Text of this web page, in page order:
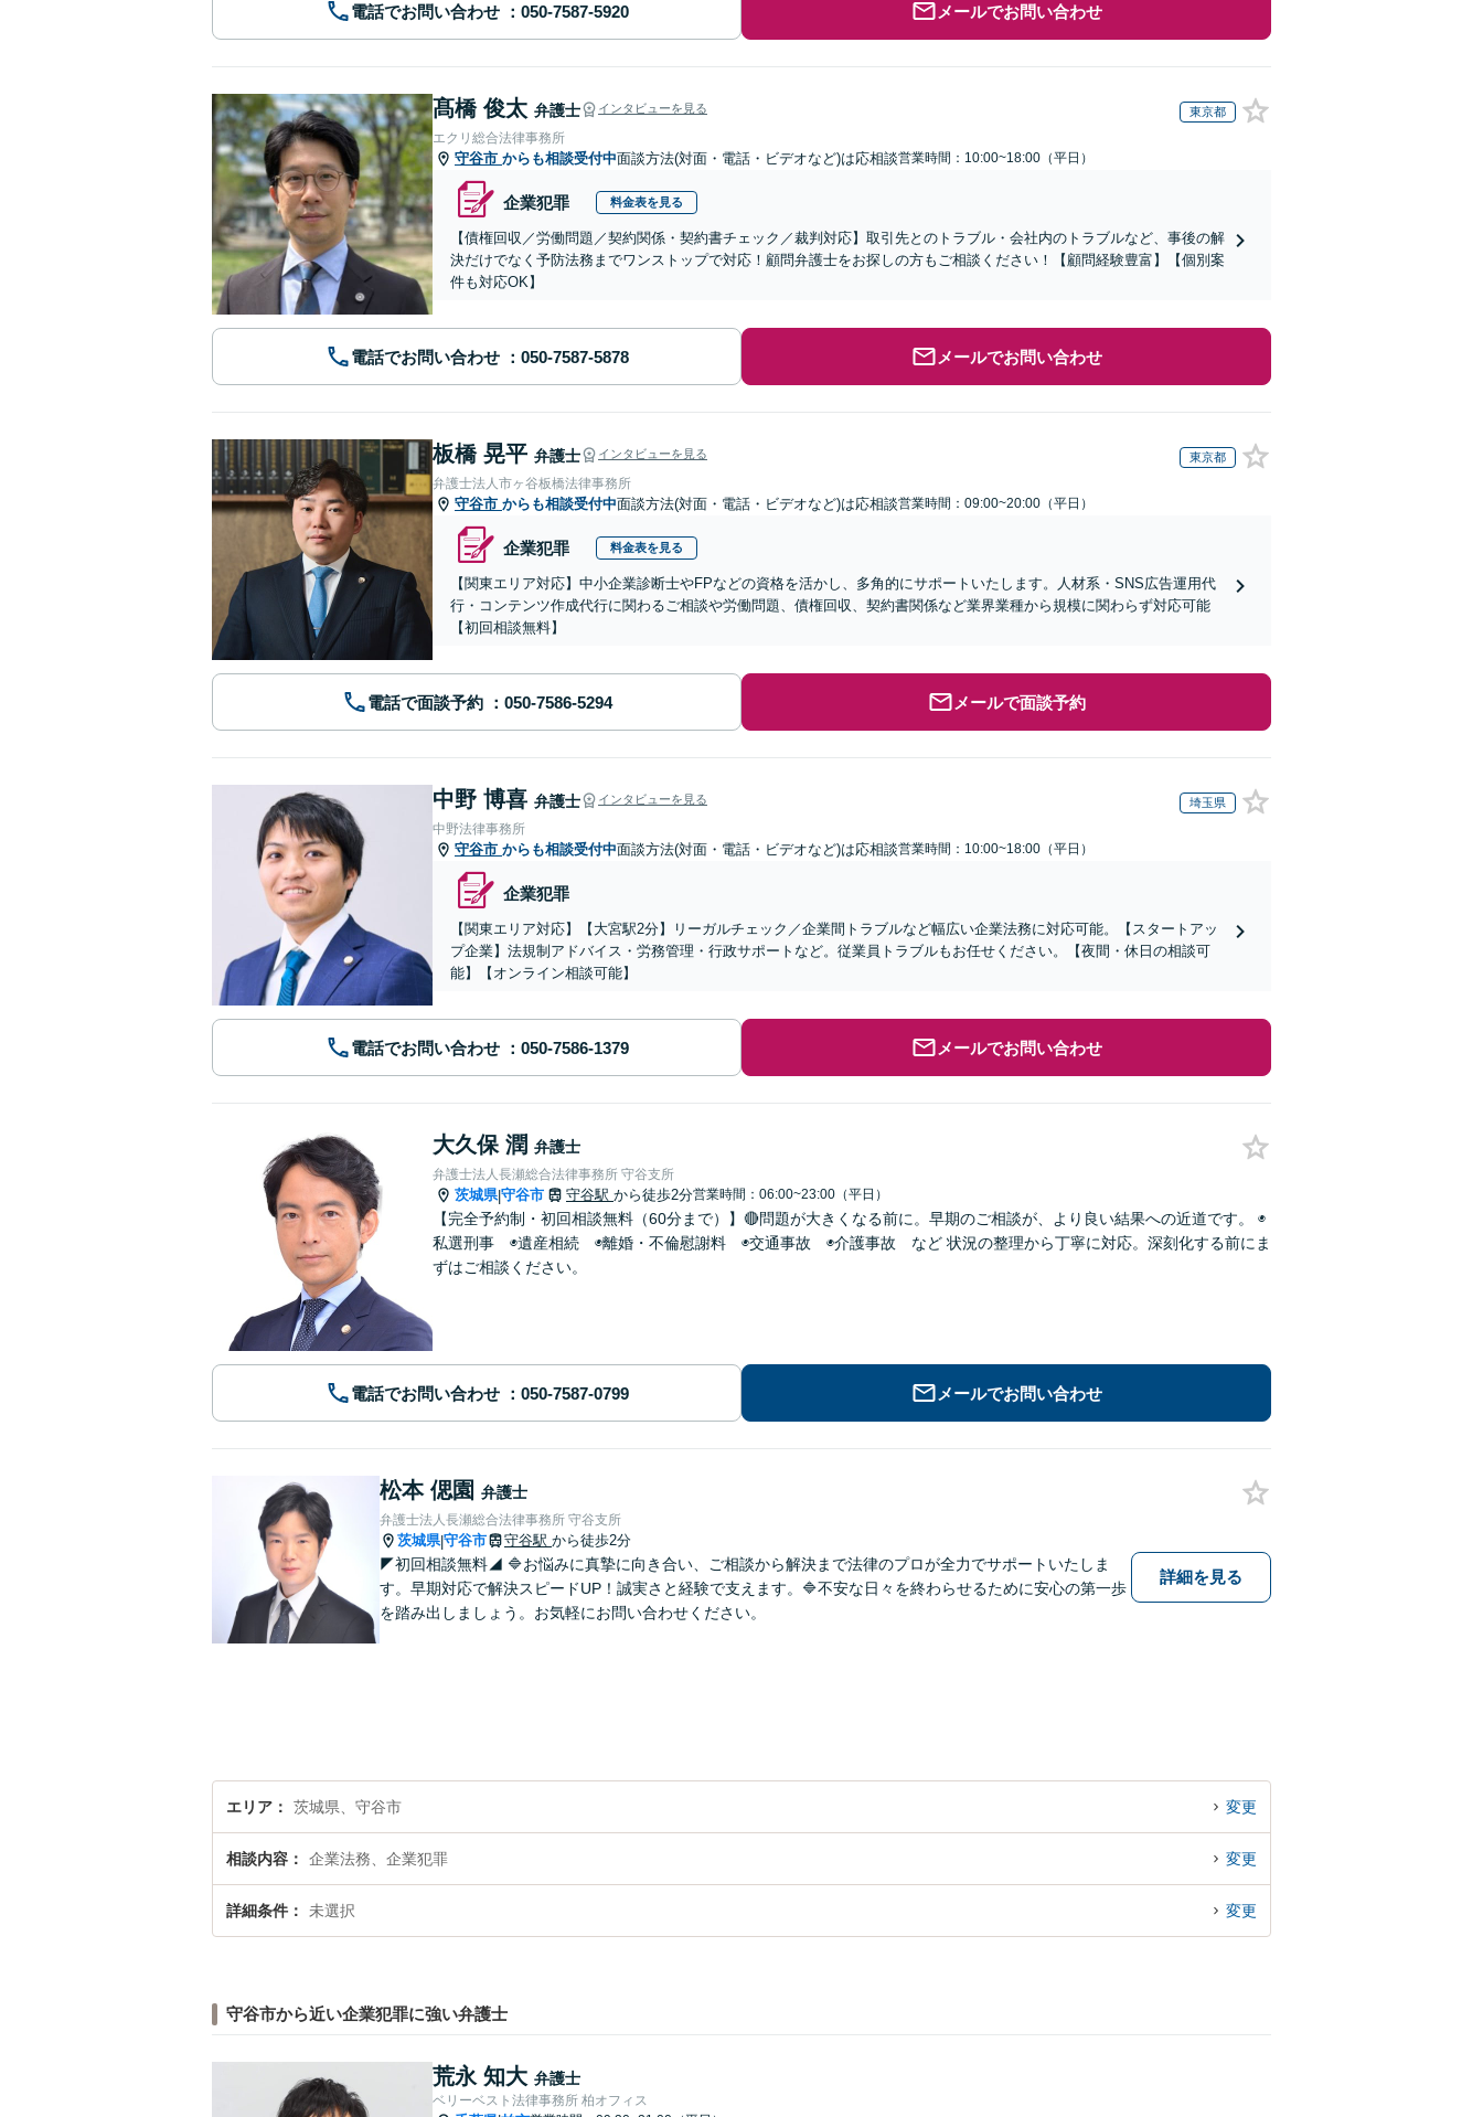
電話でお問い合わせ メールでお問い合わせ
髙橋 俊太 弁護士 インタビューを見る 東京都
エクリ総合法律事務所
守谷市 からも相談受付中面談方法(対面・電話・ビデオなど)は応相談営業時間：10:00~18:00（平日）
企業犯罪 料金表を見る
【債権回収／労働問題／契約関係・契約書チェック／裁判対応】取引先とのトラブル・会社内のトラブルなど、事後の解
決だけでなく予防法務までワンストップで対応！顧問弁護士をお探しの方もご相談ください！【顧問経験豊富】【個別案
件も対応OK】
電話でお問い合わせ メールでお問い合わせ
板橋 晃平 弁護士 インタビューを見る 東京都
弁護士法人市ヶ谷板橋法律事務所
守谷市 からも相談受付中面談方法(対面・電話・ビデオなど)は応相談営業時間：09:00~20:00（平日）
企業犯罪 料金表を見る
【関東エリア対応】中小企業診断士やFPなどの資格を活かし、多角的にサポートいたします。人材系・SNS広告運用代
行・コンテンツ作成代行に関わるご相談や労働問題、債権回収、契約書関係など業界業種から規模に関わらず対応可能
【初回相談無料】
電話で面談予約 メールで面談予約
中野 博喜 弁護士 インタビューを見る 埼玉県
中野法律事務所
守谷市 からも相談受付中面談方法(対面・電話・ビデオなど)は応相談営業時間：10:00~18:00（平日）
企業犯罪
【関東エリア対応】【大宮駅2分】リーガルチェック／企業間トラブルなど幅広い企業法務に対応可能。【スタートアッ
プ企業】法規制アドバイス・労務管理・行政サポートなど。従業員トラブルもお任せください。【夜間・休日の相談可
能】【オンライン相談可能】
電話でお問い合わせ メールでお問い合わせ
大久保 潤 弁護士
弁護士法人長瀬総合法律事務所 守谷支所
茨城県|守谷市 守谷駅 から徒歩2分営業時間：06:00~23:00（平日）
【完全予約制・初回相談無料（60分まで）】🔴問題が大きくなる前に。早期のご相談が、より良い結果への近道です。 ◉
私選刑事 ◉遺産相続 ◉離婚・不倫慰謝料 ◉交通事故 ◉介護事故 など 状況の整理から丁寧に対応。深刻化する前にま
ずはご相談ください。
電話でお問い合わせ メールでお問い合わせ
松本 偲園 弁護士
弁護士法人長瀬総合法律事務所 守谷支所
茨城県|守谷市 守谷駅 から徒歩2分
◤初回相談無料◢ 🔷お悩みに真摯に向き合い、ご相談から解決まで法律のプロが全力でサポートいたしま
す。早期対応で解決スピードUP！誠実さと経験で支えます。🔷不安な日々を終わらせるために安心の第一歩
を踏み出しましょう。お気軽にお問い合わせください。
詳細を見る
エリア 茨城県、守谷市 変更
相談内容 企業法務、企業犯罪 変更
詳細条件 未選択 変更
守谷市から近い企業犯罪に強い弁護士
荒永 知大 弁護士
ベリーベスト法律事務所 柏オフィス